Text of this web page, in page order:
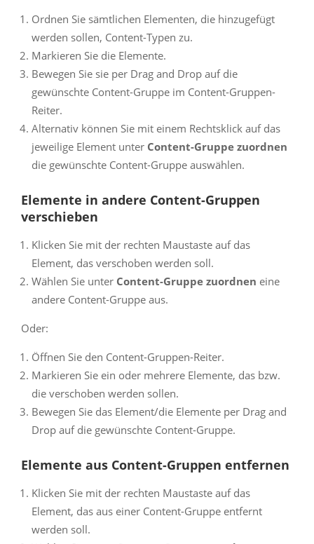
Ordnen Sie sämtlichen Elementen, die hinzugefügt
werden sollen, Content-Typen zu.
Markieren Sie die Elemente.
Bewegen Sie sie per Drag and Drop auf die
gewünschte Content-Gruppe im Content-Gruppen-
Reiter.
Alternativ können Sie mit einem Rechtsklick auf das
jeweilige Element unter Content-Gruppe zuordnen
die gewünschte Content-Gruppe auswählen.
Elemente in andere Content-Gruppen
verschieben
Klicken Sie mit der rechten Maustaste auf das
Element, das verschoben werden soll.
Wählen Sie unter Content-Gruppe zuordnen eine
andere Content-Gruppe aus.
Oder:
Öffnen Sie den Content-Gruppen-Reiter.
Markieren Sie ein oder mehrere Elemente, das bzw.
die verschoben werden sollen.
Bewegen Sie das Element/die Elemente per Drag and
Drop auf die gewünschte Content-Gruppe.
Elemente aus Content-Gruppen entfernen
Klicken Sie mit der rechten Maustaste auf das
Element, das aus einer Content-Gruppe entfernt
werden soll.